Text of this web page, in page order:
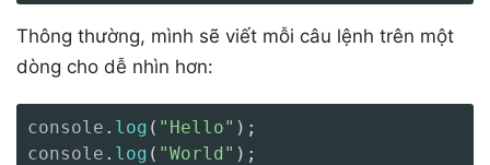
Thông thường, mình sẽ viết mỗi câu lệnh trên một
dòng cho dễ nhìn hơn:
console . log ( "Hello" ) ;
console . log ( "World" ) ;